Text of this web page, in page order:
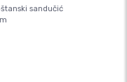
sandučić